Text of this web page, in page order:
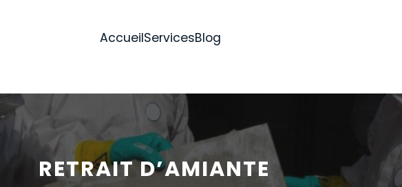
AccueilServicesBlog
RETRAIT D’AMIANTE